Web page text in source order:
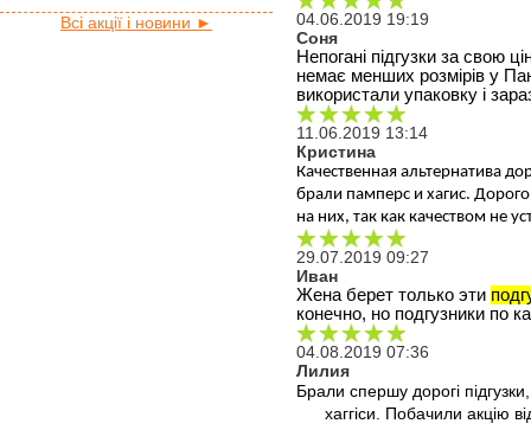
Всі акції і новини ►
04.06.2019 19:19
Соня
Непогані підгузки за свою
немає менших розмірів у
використали упаковку і
11.06.2019 13:14
Кристина
Качественная альтернатива
брали памперс и хагис.
на них, так как качеством не
29.07.2019 09:27
Иван
Жена берет только эти
конечно, но подгузники по
04.08.2019 07:36
Лилия
Брали спершу дорогі
хаггіси. Побачили акцію